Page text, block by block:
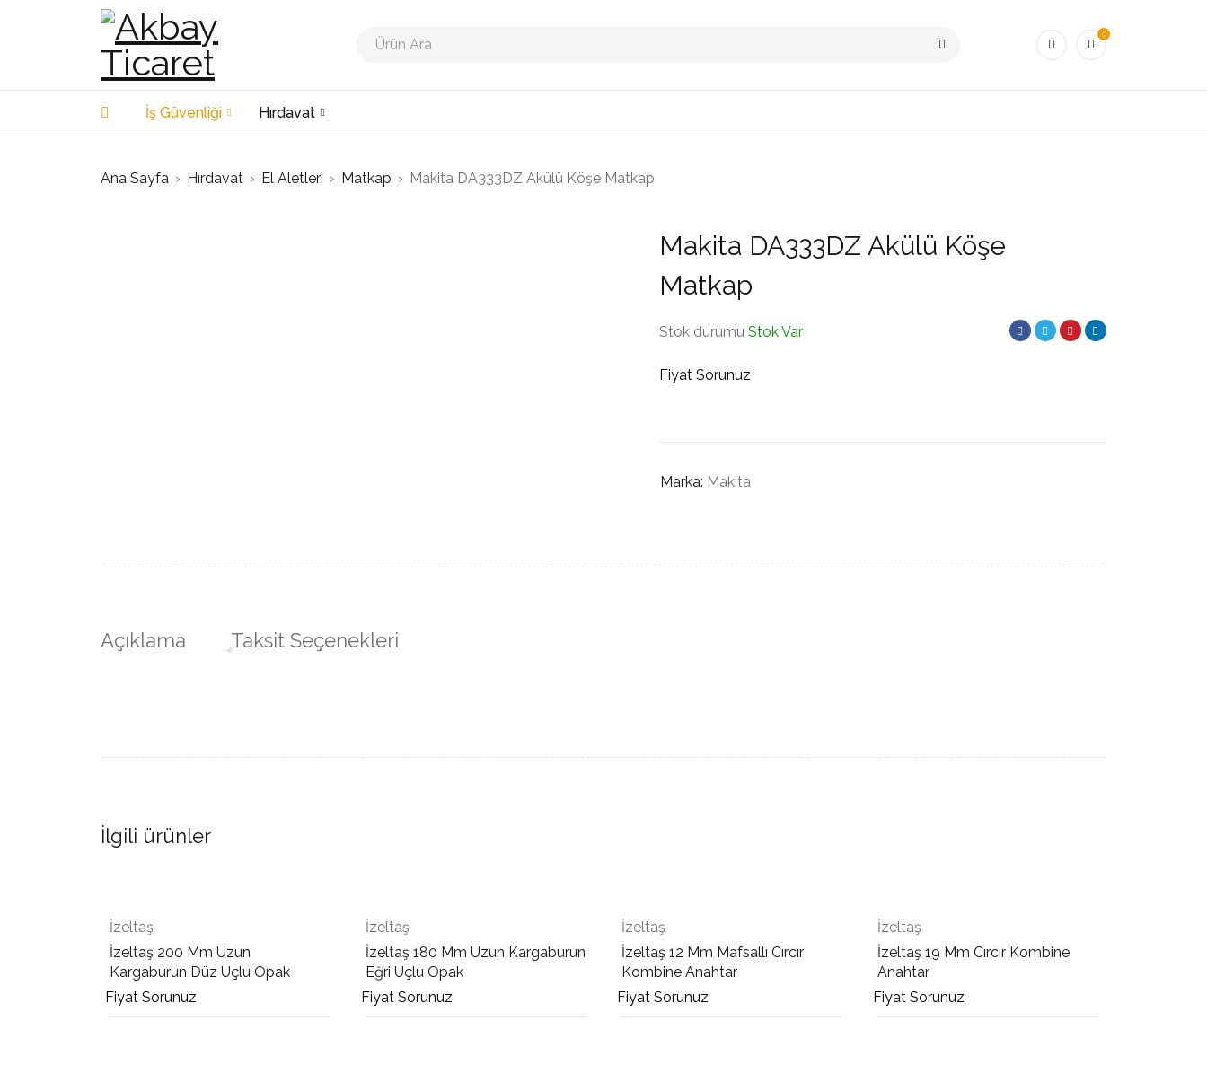
0
İş Güvenliği Hırdavat
Ana Sayfa › Hırdavat › El Aletleri › Matkap › Makita DA333DZ Akülü Köşe Matkap
Makita DA333DZ Akülü Köşe
Matkap
Stok durumu Stok Var
Fiyat Sorunuz
Marka: Makita
Açıklama Taksit Seçenekleri
İlgili ürünler
İzeltaş
İzeltaş 200 Mm Uzun
Kargaburun Düz Uçlu Opak
Fiyat Sorunuz
İzeltaş
İzeltaş 180 Mm Uzun Kargaburun
Eğri Uçlu Opak
Fiyat Sorunuz
İzeltaş
İzeltaş 12 Mm Mafsallı Cırcır
Kombine Anahtar
Fiyat Sorunuz
İzeltaş
İzeltaş 19 Mm Cırcır Kombine
Anahtar
Fiyat Sorunuz